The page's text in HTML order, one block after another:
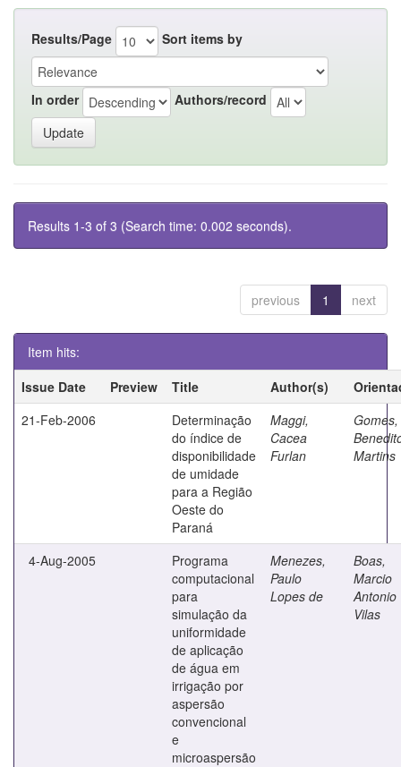
Results/Page Sort items by
In order Authors/record
Results 1-3 of 3 (Search time: 0.002 seconds).
previous 1 next
Item hits:
Issue Date
Preview Title Author(s)
21-Feb-2006
Determinação
do índice de
disponibilidade
de umidade
para a Região
Oeste do
Paraná
Maggi,
Cacea
Furlan
Gomes,
Martins
4-Aug-2005
Programa
computacional
para
simulação da
uniformidade
de aplicação
de água em
irrigação por
aspersão
convencional
e
microaspersão
Menezes,
Paulo
Lopes de
Boas,
Marcio
Antonio
Vilas